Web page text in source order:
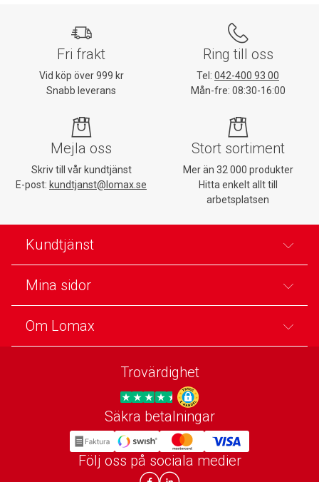
Fri frakt
Vid köp över 999 kr
Snabb leverans
Ring till oss
Tel: 042-400 93 00
Mån-fre: 08:30-16:00
Mejla oss
Skriv till vår kundtjänst
E-post: kundtjanst@lomax.se
Stort sortiment
Mer än 32 000 produkter
Hitta enkelt allt till
arbetsplatsen
Kundtjänst
Mina sidor
Om Lomax
Trovärdighet
Trygg E-handel
Säkra betalningar
Följ oss på sociala medier